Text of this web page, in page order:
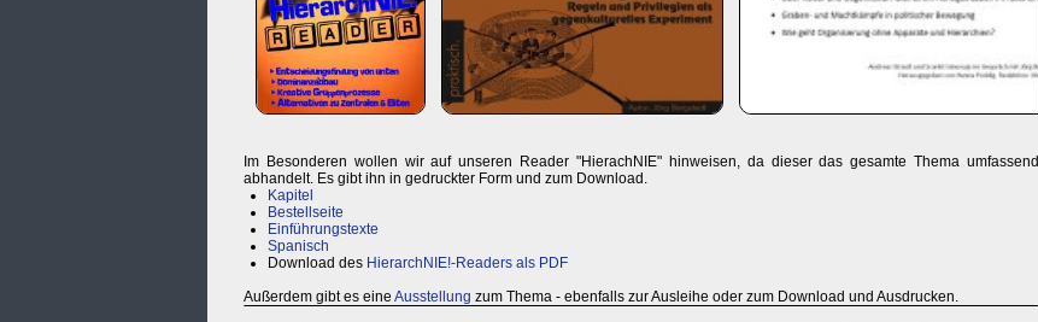
Im Besonderen wollen wir auf unseren Reader "HierachNIE" hinweisen, da dieser das gesamte Thema umfassend
abhandelt. Es gibt ihn in gedruckter Form und zum Download.
Kapitel
Bestellseite
Einführungstexte
Spanisch
Download des HierarchNIE!-Readers als PDF
Außerdem gibt es eine Ausstellung zum Thema - ebenfalls zur Ausleihe oder zum Download und Ausdrucken.